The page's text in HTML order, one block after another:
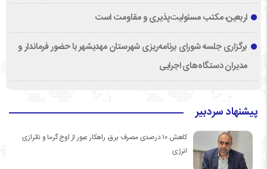
اربعین، مکتب مسئولیت‌پذیری و مقاومت است
برگزاری جلسه شورای برنامه‌ریزی شهرستان مهدیشهر با حضور فرماندار و
مدیران دستگاه‌های اجرایی
پیشنهاد سردبیر
کاهش ۱۰ درصدی مصرف برق، راهکار عبور از اوج گرما و ناترازی
انرژی